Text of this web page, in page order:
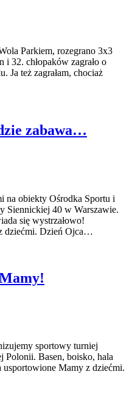
Parkiem, rozegrano 3x3
32. chłopaków zagrało o
Ja też zagrałam, chociaż
zabawa…
na obiekty Ośrodka Sportu i
Siennickiej 40 w Warszawie.
się wystrzałowo!
dziećmi. Dzień Ojca…
sportowy turniej
Polonii. Basen, boisko, hala
usportowione Mamy z dziećmi.